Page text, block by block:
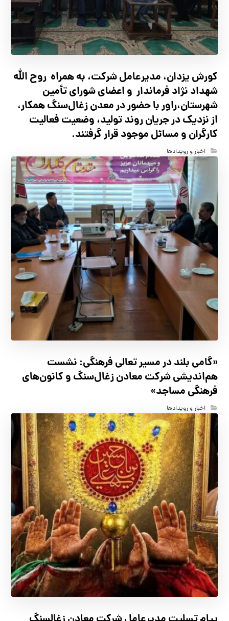
کورش یزدان، مدیرعامل شرکت، به همراه روح الله
شهداد نژاد فرماندار و اعضای شورای تأ‌مین
شهرستان،راور با حضور در معدن زغال‌سنگ همکار،
از نزدیک در جریان روند تولید، وضعیت فعالیت
کارگران و مسائل موجود قرار گرفتند.
اخبار و رویدادها
«گامی بلند در مسیر تعالی فرهنگی: نشست
هم‌اندیشی شرکت معادن زغال‌سنگ و کانون‌های
فرهنگی مساجد»
اخبار و رویدادها